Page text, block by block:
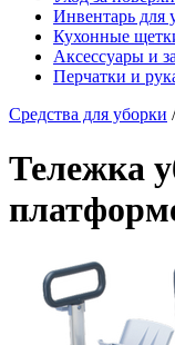
Инвентарь для
Кухонные
Аксессуары и
Перчатки и
Средства для уборки
Тележка